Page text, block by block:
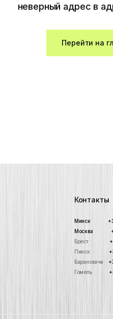
неверный адрес в
Перейти на
Контакты
Минск
Москва
Брест
Пинск
Барановичи
Гомель